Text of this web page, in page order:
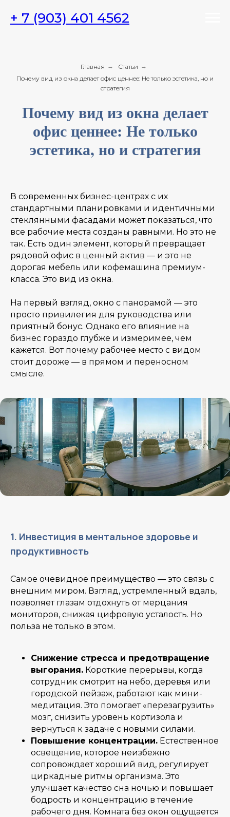
+ 7 (903) 401 4562
Главная → Статьи →
Почему вид из окна делает офис ценнее: Не только эстетика, но и
стратегия
Почему вид из окна делает
офис ценнее: Не только
эстетика, но и стратегия
В современных бизнес-центрах с их
стандартными планировками и идентичными
стеклянными фасадами может показаться, что
все рабочие места созданы равными. Но это не
так. Есть один элемент, который превращает
рядовой офис в ценный актив — и это не
дорогая мебель или кофемашина премиум-
класса. Это вид из окна.
На первый взгляд, окно с панорамой — это
просто привилегия для руководства или
приятный бонус. Однако его влияние на
бизнес гораздо глубже и измеримее, чем
кажется. Вот почему рабочее место с видом
стоит дороже — в прямом и переносном
смысле.
1. Инвестиция в ментальное здоровье и
продуктивность
Самое очевидное преимущество — это связь с
внешним миром. Взгляд, устремленный вдаль,
позволяет глазам отдохнуть от мерцания
мониторов, снижая цифровую усталость. Но
польза не только в этом.
Снижение стресса и предотвращение
выгорания. Короткие перерывы, когда
сотрудник смотрит на небо, деревья или
городской пейзаж, работают как мини-
медитация. Это помогает «перезагрузить»
мозг, снизить уровень кортизола и
вернуться к задаче с новыми силами.
Повышение концентрации. Естественное
освещение, которое неизбежно
сопровождает хороший вид, регулирует
циркадные ритмы организма. Это
улучшает качество сна ночью и повышает
бодрость и концентрацию в течение
рабочего дня. Комната без окон ощущается